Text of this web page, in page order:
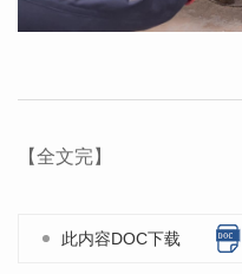
【全文完】
此内容DOC下载